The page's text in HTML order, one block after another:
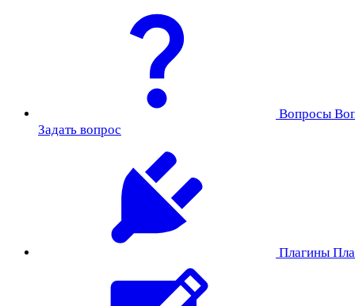
Вопросы
Задать вопрос
Плагины